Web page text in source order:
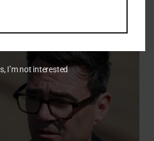
I’m not interested